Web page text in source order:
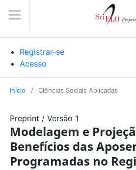
Registrar-se
Acesso
Início / Ciências Sociais Aplicadas
Preprint / Versão 1
Modelagem e
Benefícios das
Programadas no